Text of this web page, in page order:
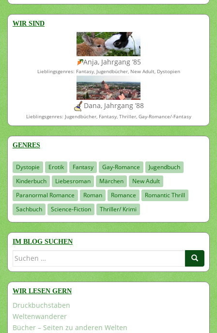
WIR SIND
Anja, Jahrgang ’85
Lieblingsgenres: Fantasy, Jugendbücher, New Adult, Dystopien
Dana, Jahrgang ’88
Lieblingsgenres: Jugendbücher, Fantasy, Thriller, Gay-Romance/-Fantasy
GENRES
Dystopie Erotik Fantasy Gay-Romance
Jugendbuch
Kinderbuch
Liebesroman Märchen
New Adult
Paranormal Romance
Roman Romance
Romantic Thrill
Sachbuch
Science-Fiction Thriller/ Krimi
IM BLOG SUCHEN
Suchen
WIR LESEN GERN
Druckbuchstaben
Weltenwanderer
Bücher – Seiten zu anderen Welten